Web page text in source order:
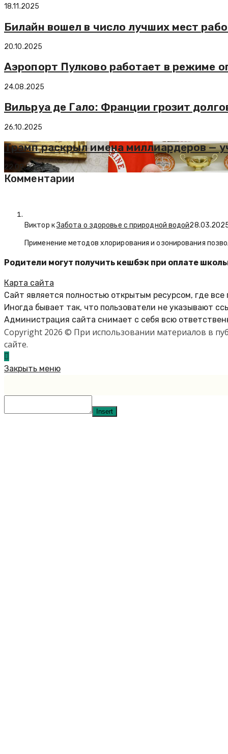
18.11.2025
Билайн вошел в число лучших мест
20.10.2025
Аэропорт Пулково работает в режиме
24.08.2025
Вильруа де Гало: Франции грозит
26.10.2025
Трамп раскрыл имена миллиардеров —
22.09.2025
Комментарии
Виктор кЗабота о здоровье с природной водой
Применение методов хлорирования и озонирования
Родители могут получить кешбэк при оплате
Карта сайта
Сайт является полностью открытым ресурсом, где
Иногда бывает так, что пользователи не указывают
Администрация сайта снимает с себя всю
Copyright 2026 © При использовании материалов в
сайте.
Закрыть меню
Insert